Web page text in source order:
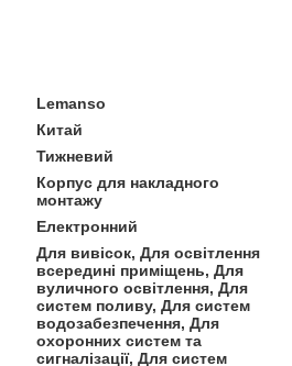
Lemanso
Китай
Тижневий
Корпус для накладного
монтажу
Електронний
Для вивісок, Для освітлення
всередині приміщень, Для
вуличного освітлення, Для
систем поливу, Для систем
водозабезпечення, Для
охоронних систем та
сигналізації, Для систем